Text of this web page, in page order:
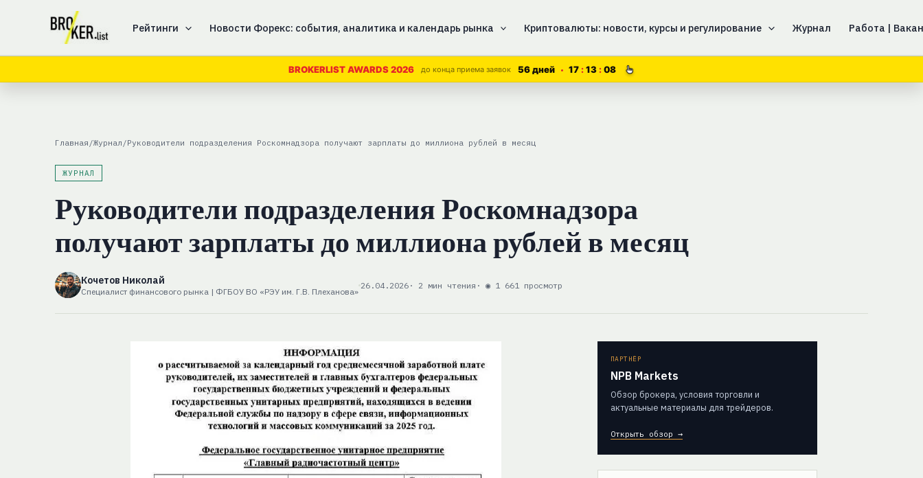
содержимому
Рейтинги Новости Форекс: события, аналитика и календарь рынка Криптовалюты: новости, курсы и регулирование Журнал Работа |
BROKERLIST AWARDS 2026 до конца приема заявок 56 дней 17 13 07
Главная /Журнал /Руководители подразделения Роскомнадзора получают зарплаты до миллиона рублей в месяц
ЖУРНАЛ
Руководители подразделения Роскомнадзора
получают зарплаты до миллиона рублей в месяц
Кочетов Николай
Специалист финансового рынка | ФГБОУ ВО «РЭУ им. Г.В. Плеханова»
26.04.2026 · 2 мин чтения · ◉ 1 661 просмотр
ПАРТНЁР
NPB Markets
Обзор брокера, условия торговли и
актуальные материалы для трейдеров.
Открыть обзор →